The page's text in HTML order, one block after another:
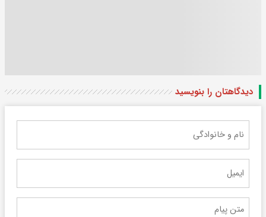
دیدگاهتان را بنویسید